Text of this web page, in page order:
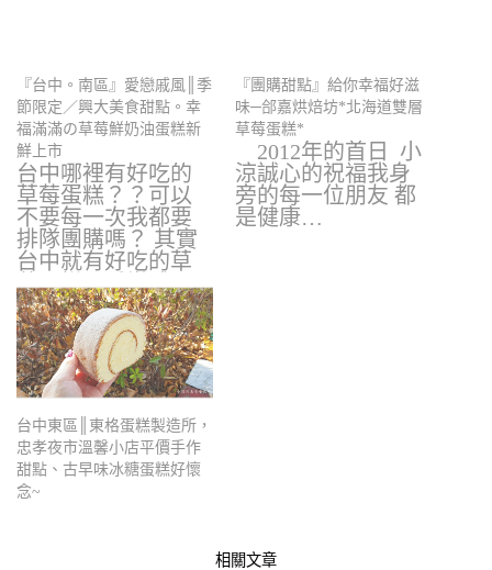
『台中。南區』愛戀戚風║季
節限定／興大美食甜點。幸
福滿滿の草莓鮮奶油蛋糕新
鮮上市
台中哪裡有好吃的
草莓蛋糕？？可以
不要每一次我都要
排隊團購嗎？ 其實
台中就有好吃的草
莓蛋糕，愛戀戚風
家…
『團購甜點』給你幸福好滋
味─郃嘉烘焙坊*北海道雙層
草莓蛋糕*
2012年的首日 小
涼誠心的祝福我身
旁的每一位朋友 都
是健康…
台中東區║東格蛋糕製造所，
忠孝夜市溫馨小店平價手作
甜點、古早味冰糖蛋糕好懷
念~
相關文章